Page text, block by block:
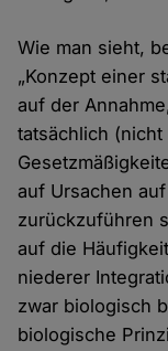
Wie man sieht,
„Konzept einer
auf der
tatsächlich
auf Ursachen
zurückzuführen
auf die
niederer
zwar biologisch
biologische